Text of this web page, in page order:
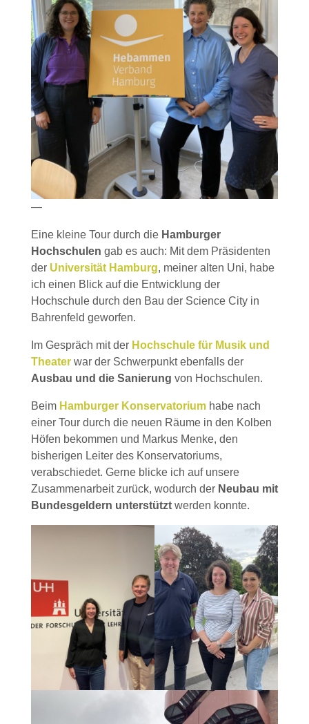
—
Eine kleine Tour durch die Hamburger
Hochschulen gab es auch: Mit dem Präsidenten
der Universität Hamburg, meiner alten Uni, habe
ich einen Blick auf die Entwicklung der
Hochschule durch den Bau der Science City in
Bahrenfeld geworfen.
Im Gespräch mit der Hochschule für Musik und
Theaterwar der Schwerpunkt ebenfalls der
Ausbau und die Sanierung von Hochschulen.
Beim Hamburger Konservatoriumhabe nach
einer Tour durch die neuen Räume in den Kolben
Höfen bekommen und Markus Menke, den
bisherigen Leiter des Konservatoriums,
verabschiedet. Gerne blicke ich auf unsere
Zusammenarbeit zurück, wodurch der Neubau mit
Bundesgeldern unterstütztwerden konnte.